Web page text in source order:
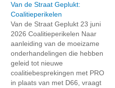
Van de Straat Geplukt:
Coalitieperikelen
Van de Straat Geplukt 23 juni
2026 Coalitieperikelen Naar
aanleiding van de moeizame
onderhandelingen die hebben
geleid tot nieuwe
coalitiebesprekingen met PRO
in plaats van met D66, vraagt